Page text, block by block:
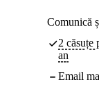
Comunică
2 căsuțe
an
Email